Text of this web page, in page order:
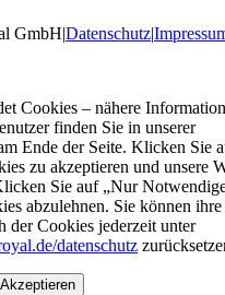
GmbH|Datenschutz|
Cookies – nähere
finden Sie in unserer
Ende der Seite. Klicken Sie
zu akzeptieren und unsere
Sie auf „Nur
abzulehnen. Sie können ihre
der Cookies jederzeit unter
datenschutz